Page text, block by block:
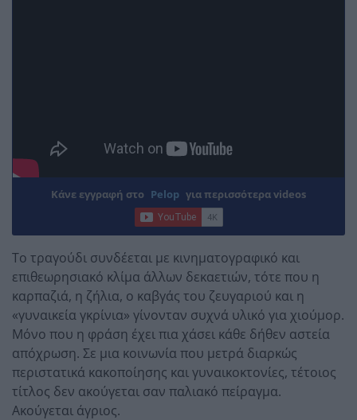
Κάνε εγγραφή στο Pelop για περισσότερα videos
Το τραγούδι συνδέεται με κινηματογραφικό και
επιθεωρησιακό κλίμα άλλων δεκαετιών, τότε που η
καρπαζιά, η ζήλια, ο καβγάς του ζευγαριού και η
«γυναικεία γκρίνια» γίνονταν συχνά υλικό για χιούμορ.
Μόνο που η φράση έχει πια χάσει κάθε δήθεν αστεία
απόχρωση. Σε μια κοινωνία που μετρά διαρκώς
περιστατικά κακοποίησης και γυναικοκτονίες, τέτοιος
τίτλος δεν ακούγεται σαν παλιακό πείραγμα.
Ακούγεται άγριος.